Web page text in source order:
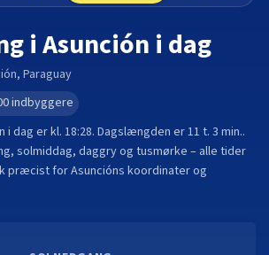
iAsunción i dag
, Paraguay
indbyggere
i dag er kl. 18:28. Dagslængden er11 t. 3 min..
solmiddag, daggry og tusmørke – alle tider
præcist forAsuncións koordinater og